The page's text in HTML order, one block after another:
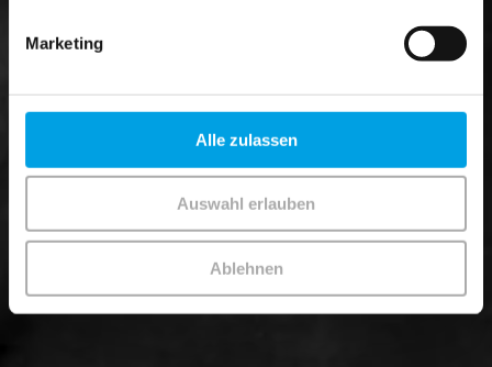
Marketing
Alle zulassen
Auswahl erlauben
Ablehnen